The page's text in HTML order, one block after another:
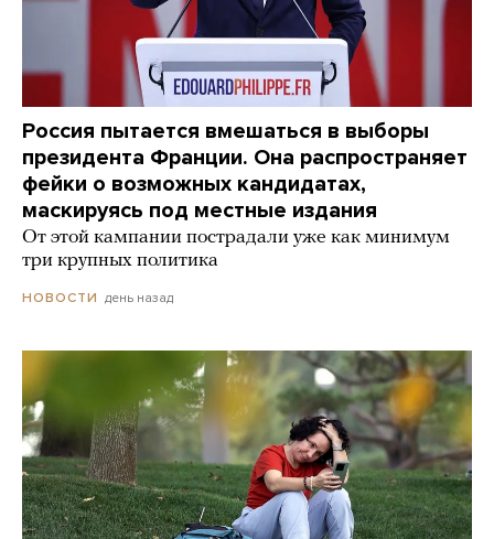
Россия пытается вмешаться в выборы
президента Франции. Она распространяет
фейки о возможных кандидатах,
маскируясь под местные издания
От этой кампании пострадали уже как минимум
три крупных политика
НОВОСТИ день назад